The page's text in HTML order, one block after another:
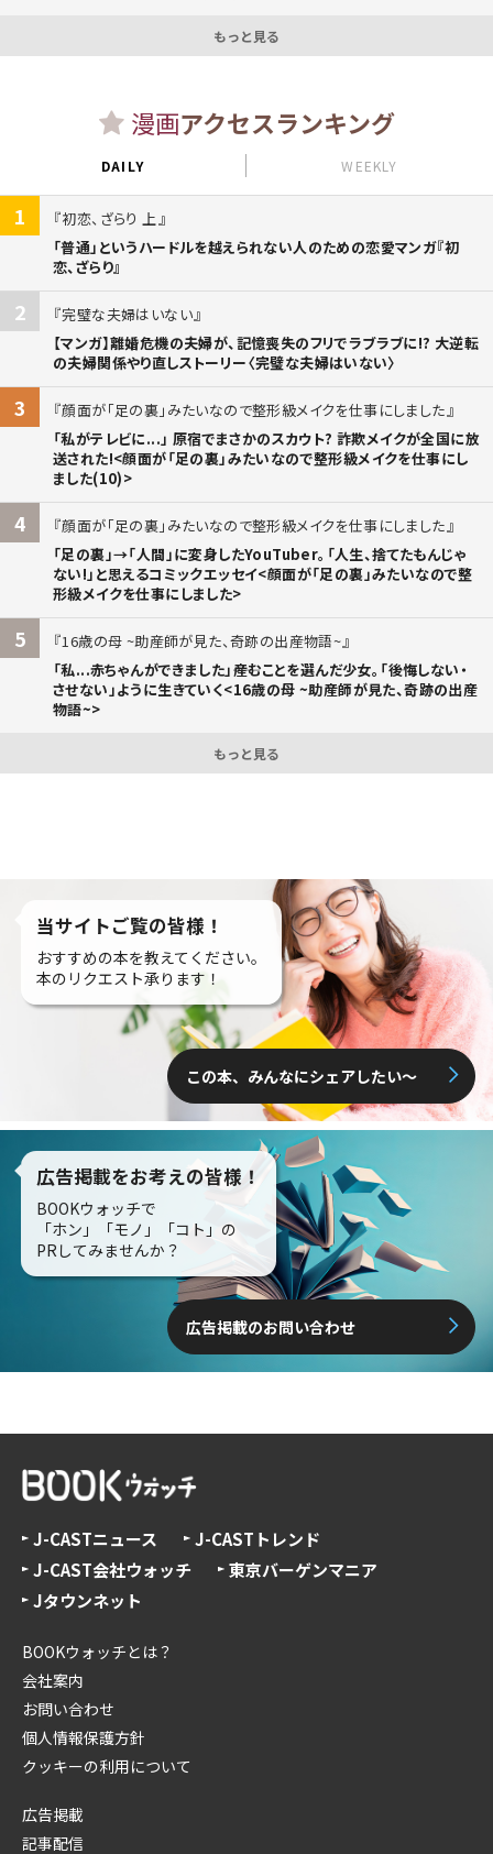
もっと見る
漫画アクセスランキング
DAILY WEEKLY
1
初恋、ざらり 上
「普通」というハードルを越えられない人のための恋愛マンガ『初
恋、ざらり』
2
完璧な夫婦はいない
【マンガ】離婚危機の夫婦が、記憶喪失のフリでラブラブに!? 大逆転
の夫婦関係やり直しストーリー〈完璧な夫婦はいない〉
3
顔面が「足の裏」みたいなので整形級メイクを仕事にしました
「私がテレビに...」 原宿でまさかのスカウト? 詐欺メイクが全国に放
送された!<顔面が「足の裏」みたいなので整形級メイクを仕事にし
ました(10)>
4
顔面が「足の裏」みたいなので整形級メイクを仕事にしました
「足の裏」→「人間」に変身したYouTuber。「人生、捨てたもんじゃ
ない!」と思えるコミックエッセイ<顔面が「足の裏」みたいなので整
形級メイクを仕事にしました>
5
16歳の母 ~助産師が見た、奇跡の出産物語~
「私...赤ちゃんができました」――産むことを選んだ少女。「後悔しない・
させない」ように生きていく<16歳の母 ~助産師が見た、奇跡の出産
物語~>
もっと見る
当サイトご覧の皆様！
おすすめの本を教えてください。
本のリクエスト承ります！
この本、みんなにシェアしたい〜
広告掲載をお考えの皆様！
BOOKウォッチで
「ホン」「モノ」「コト」の
PRしてみませんか？
広告掲載のお問い合わせ
J-CASTニュース
J-CASTトレンド
J-CAST会社ウォッチ
東京バーゲンマニア
Jタウンネット
BOOKウォッチとは？
会社案内
お問い合わせ
個人情報保護方針
クッキーの利用について
広告掲載
記事配信